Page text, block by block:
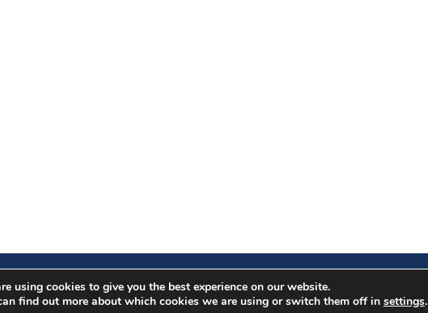
Proudly powered by WordPress |Education Hub byWEN Themes
using cookies to give you the best experience on our website.
find out more about which cookies we are using or switch them off in settings.